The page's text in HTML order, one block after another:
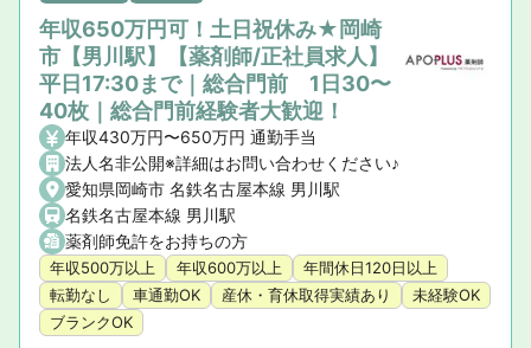
年収650万円可！土日祝休み★岡崎
市【男川駅】【薬剤師/正社員求人】
平日17:30まで｜総合門前 1日30〜
40枚｜総合門前経験者大歓迎！
年収430万円〜650万円 通勤手当
法人名非公開※詳細はお問い合わせください♪
愛知県岡崎市 名鉄名古屋本線 男川駅
名鉄名古屋本線 男川駅
薬剤師免許をお持ちの方
年収500万以上 年収600万以上
年間休日120日以上
転勤なし
車通勤OK 産休・育休取得実績あり
未経験OK
ブランクOK